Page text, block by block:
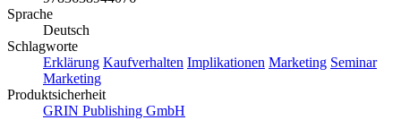
Sprache
Deutsch
Schlagworte
Erklärung Kaufverhalten Implikationen Marketing Seminar
Marketing
Produktsicherheit
GRIN Publishing GmbH